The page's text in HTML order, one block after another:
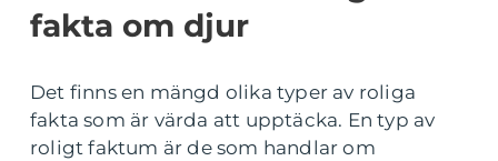
fakta om djur
Det finns en mängd olika typer av roliga
fakta som är värda att upptäcka. En typ av
roligt faktum är de som handlar om